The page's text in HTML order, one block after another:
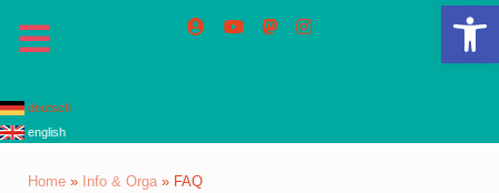
deutsch
english
Home » Info & Orga» FAQ